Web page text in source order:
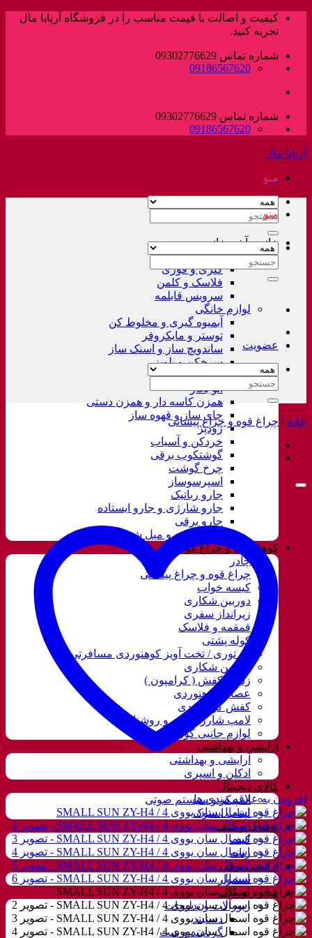
پرش
کیفیت و اصالت با قیمت مناسب را در فروشگاه آربابا مال
تجربه کنید.
شماره تماس 09302776629
09186567620
شماره تماس 09302776629
09186567620
آربابا مال
منو
جستجو
خانه و آشپزخانه
لوازم خانگی غیر برقی
کتری و قوری
فلاسک و کلمن
سرویس قابلمه
لوازم خانگی
آبمیوه گیری و مخلوط کن
توستر و مایکروفر
ساندویچ ساز و اسنک ساز
سرخکن و پلوپز
غذاساز
اتو بخار
همزن کاسه دار و همزن دستی
چای ساز و قهوه ساز
زودپز
خردکن و آسیاب
گوشتکوب برقی
چرخ گوشت
اسپرسوساز
جارو رباتیک
جارو شارژی و جارو ایستاده
جارو برقی
فرش شور و مبل شور
کوهنوردی و چراغ قوه
چادر
چراغ قوه و چراغ پیشانی
کیسه خواب
دوربین شکاری
زیرانداز سفری
قمقمه و فلاسک
کوله پشتی
ننو توری / تخت آویز کوهنوردی مسافرتی
دوربین شکاری
زنجیر کفش ( کرامپون )
عصای کوهنوردی
کفش کوهنوردی
لامپ شارژی، نور و روشنایی
لوازم جانبی کوهنوردی
آرایشی و بهداشتی
آرایشی و بهداشتی
ادکلن و اسپری
کالای دیجیتال
اسپیکر و سیستم صوتی
لپتاب استوک
پوشاک و کیف
کیف
زنانه
آرایشی برقی
سشوار
مد و زیورآلات
زیورآلات و بدلیجات
دستبند
گردنبند و ست
منو
جستجو
عضویت
جستجو
خانه / چراغ قوه و چراغ پیشانی
افزودن به علاقه مندی ها